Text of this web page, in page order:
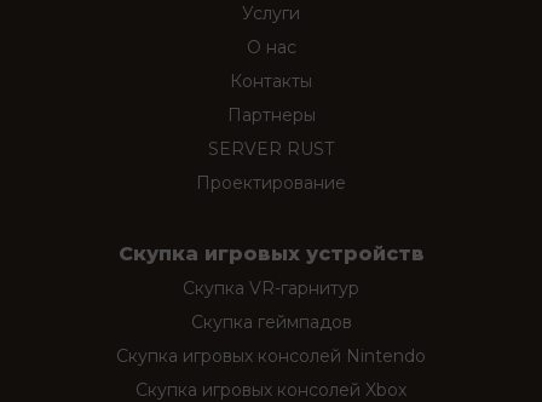
Услуги
О нас
Контакты
Партнеры
SERVER RUST
Проектирование
Скупка игровых устройств
Скупка VR-гарнитур
Скупка геймпадов
Скупка игровых консолей Nintendo
Скупка игровых консолей Xbox